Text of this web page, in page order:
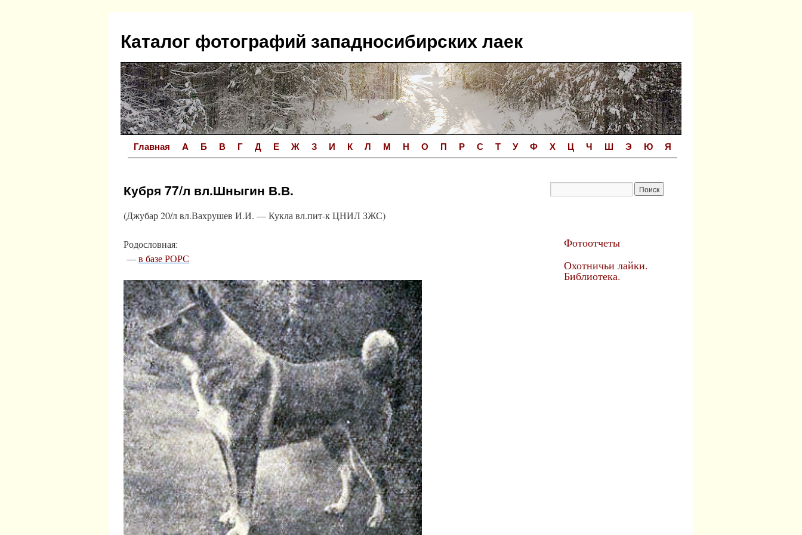
содержимому
Каталог фотографий западносибирских лаек
Главная A Б В Г Д Е Ж З И К Л М Н О П Р С Т У Ф Х Ц Ч Ш Э Ю Я
Кубря 77/л вл.Шныгин В.В.
(Джубар 20/л вл.Вахрушев И.И. — Кукла вл.пит-к ЦНИЛ ЗЖС)
Родословная:
—в базе РОРС
Фотоотчеты
Охотничьи лайки.
Библиотека.